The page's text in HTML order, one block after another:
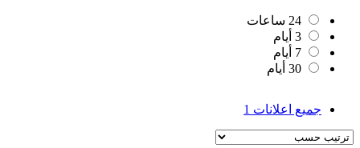
24 ساعات
3 أيام
7 أيام
30 أيام
جميع اعلانات 1